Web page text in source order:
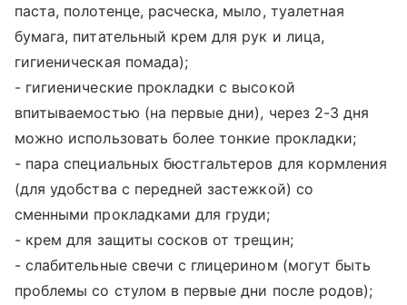
паста, полотенце, расческа, мыло, туалетная
бумага, питательный крем для рук и лица,
гигиеническая помада);
- гигиенические прокладки с высокой
впитываемостью (на первые дни), через 2-3 дня
можно использовать более тонкие прокладки;
- пара специальных бюстгальтеров для кормления
(для удобства с передней застежкой) со
сменными прокладками для груди;
- крем для защиты сосков от трещин;
- слабительные свечи с глицерином (могут быть
проблемы со стулом в первые дни после родов);